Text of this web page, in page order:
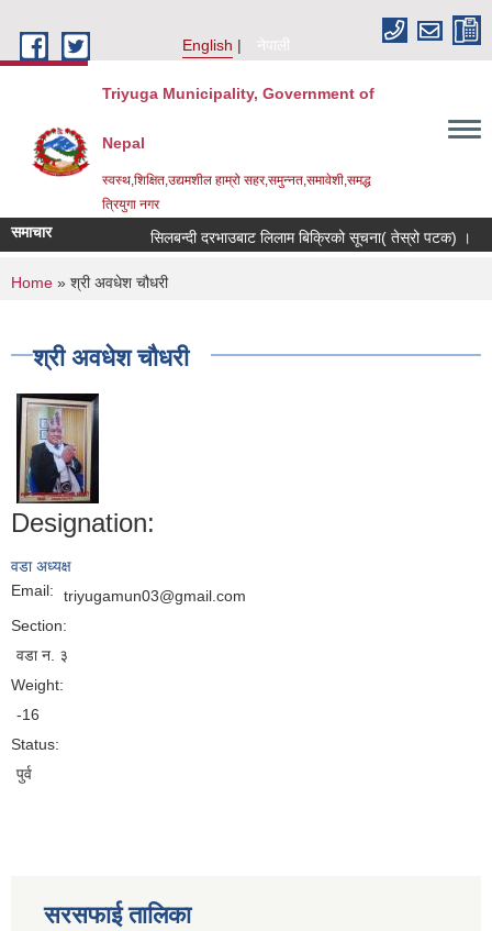
English
नेपाली
Triyuga Municipality, Government of
Nepal
स्वस्थ,शिक्षित,उद्यमशील हाम्रो सहर,समुन्नत,समावेशी,समद्ध
त्रियुगा नगर
समाचार सिलबन्दी दरभाउबाट लिलाम बिक्रिको सूचना( तेस्रो पटक) ।
You are here
Home » श्री अवधेश चौधरी
श्री अवधेश चौधरी
Designation:
वडा अध्यक्ष
Email:
triyugamun03@gmail.com
Section:
वडा न. ३
Weight:
-16
Status:
पुर्व
सरसफाई तालिका